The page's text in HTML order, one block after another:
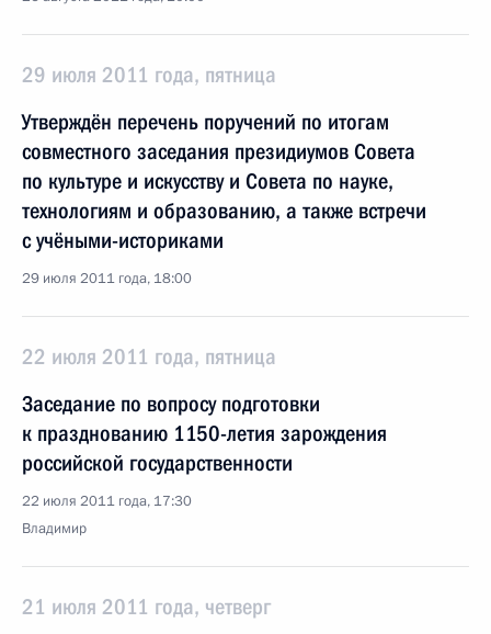
29 июля 2011 года, пятница
Утверждён перечень поручений по итогам
совместного заседания президиумов Совета
по культуре и искусству и Совета по науке,
технологиям и образованию, а также встречи
с учёными-историками
29 июля 2011 года, 18:00
22 июля 2011 года, пятница
Заседание по вопросу подготовки
к празднованию 1150-летия зарождения
российской государственности
22 июля 2011 года, 17:30
Владимир
21 июля 2011 года, четверг